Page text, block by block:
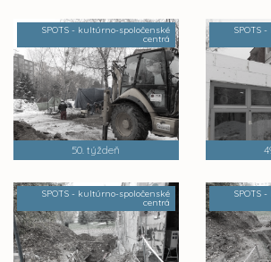
SPOTS - kultúrno-spoločenské
centrá
50. týždeň
SPOTS
SPOTS - kultúrno-spoločenské
centrá
SPOTS